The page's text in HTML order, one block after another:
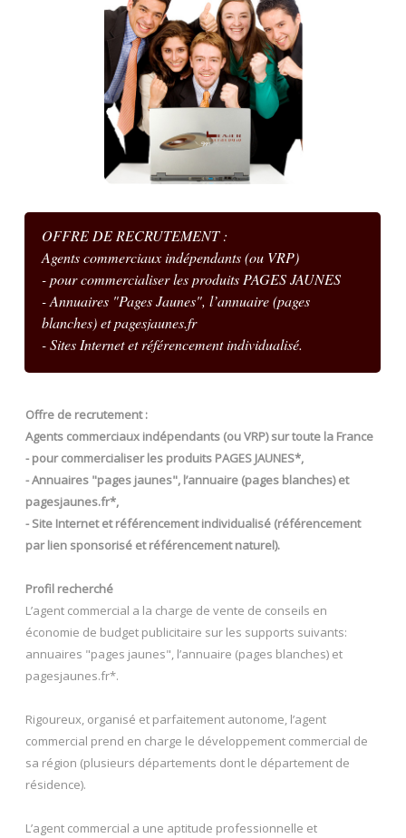
OFFRE DE RECRUTEMENT :
Agents commerciaux indépendants (ou VRP)
- pour commercialiser les produits PAGES JAUNES
- Annuaires "Pages Jaunes", l’annuaire (pages
blanches) et pagesjaunes.fr
- Sites Internet et référencement individualisé.
Offre de recrutement :
Agents commerciaux indépendants (ou VRP) sur toute la France
- pour commercialiser les produits PAGES JAUNES*,
- Annuaires "pages jaunes", l’annuaire (pages blanches) et
pagesjaunes.fr*,
- Site Internet et référencement individualisé (référencement
par lien sponsorisé et référencement naturel).
Profil recherché
L’agent commercial a la charge de vente de conseils en
économie de budget publicitaire sur les supports suivants:
annuaires "pages jaunes", l’annuaire (pages blanches) et
pagesjaunes.fr*.
Rigoureux, organisé et parfaitement autonome, l’agent
commercial prend en charge le développement commercial de
sa région (plusieurs départements dont le département de
résidence).
L’agent commercial a une aptitude professionnelle et